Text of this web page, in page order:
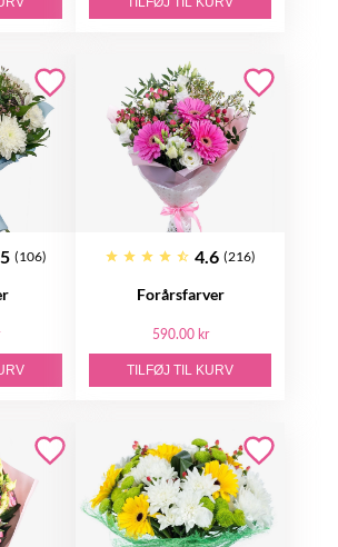
(106) 4.6 (216)
Forårsfarver
590.00 kr
TILFØJ TIL KURV